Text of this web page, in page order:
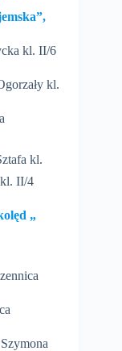
kl. II/6
kl.
kl.
II/4
„